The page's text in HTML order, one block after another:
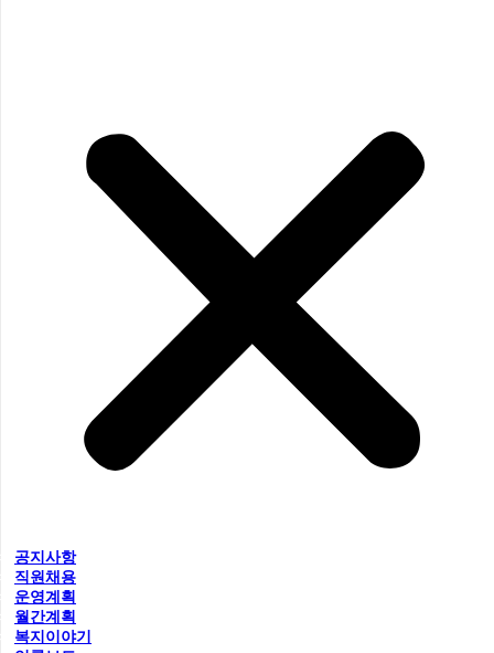
공지사항
직원채용
운영계획
월간계획
복지이야기